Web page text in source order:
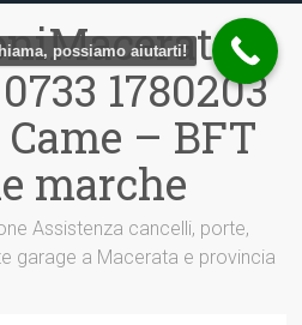
1780203
– BFT
marche
Assistenza cancelli, porte,
garage a Macerata e provincia
possiamo aiutarti!